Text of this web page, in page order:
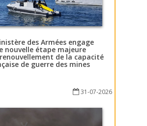
des Armées engage
nouvelle étape majeure
de la capacité
de guerre des mines
31-07-2026